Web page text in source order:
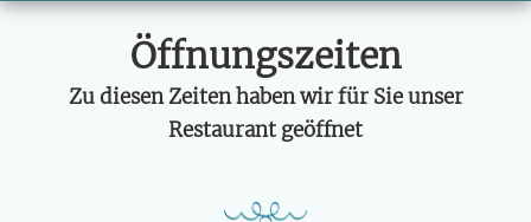
Öffnungszeiten
Zu diesen Zeiten haben wir für Sie unser
Restaurant geöffnet